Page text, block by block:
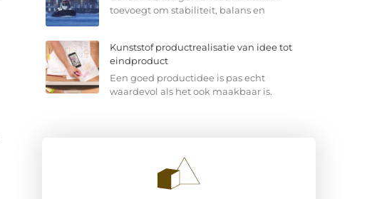
toevoegt om stabiliteit, balans en
Kunststof productrealisatie van idee tot
eindproduct
Een goed productidee is pas echt
waardevol als het ook maakbaar is.